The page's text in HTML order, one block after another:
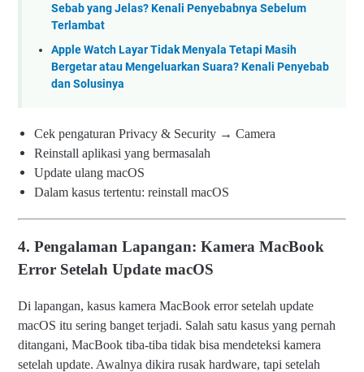
Sebab yang Jelas? Kenali Penyebabnya Sebelum
Terlambat
Apple Watch Layar Tidak Menyala Tetapi Masih
Bergetar atau Mengeluarkan Suara? Kenali Penyebab
dan Solusinya
Cek pengaturan Privacy & Security → Camera
Reinstall aplikasi yang bermasalah
Update ulang macOS
Dalam kasus tertentu: reinstall macOS
4. Pengalaman Lapangan: Kamera MacBook
Error Setelah Update macOS
Di lapangan, kasus kamera MacBook error setelah update
macOS itu sering banget terjadi. Salah satu kasus yang pernah
ditangani, MacBook tiba-tiba tidak bisa mendeteksi kamera
setelah update. Awalnya dikira rusak hardware, tapi setelah